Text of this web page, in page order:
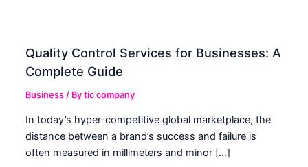
Quality Control Services for Businesses: A
Complete Guide
Business / Bytic company
In today’s hyper-competitive global marketplace, the
distance between a brand’s success and failure is
often measured in millimeters and minor […]